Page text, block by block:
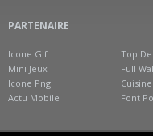
PARTENAIRE
Icone Gif
Mini Jeux
Icone Png
Actu Mobile
Top
Full
Font